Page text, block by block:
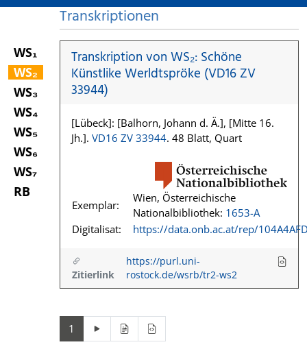
WS₁
WS₂
WS₃
WS₄
WS₅
WS₆
WS₇
RB
Transkriptionen
Transkription von WS₂: Schöne
Künstlike Werldtspröke (VD16 ZV
33944)
[Lübeck]: [Balhorn, Johann d. Ä.], [Mitte 16.
Jh.]. VD16 ZV 33944. 48 Blatt, Quart
Exemplar:
Wien, Österreichische
Nationalbibliothek: 1653-A
Digitalisat:
https://data.onb.ac.at/rep/
Zitierlink
https://purl.uni-
rostock.de/wsrb/tr2-ws2
1